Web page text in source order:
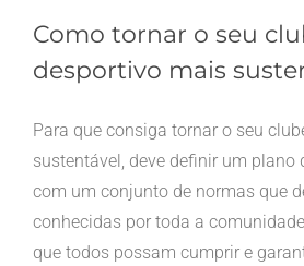
Como tornar o seu
desportivo mais
Para que consiga tornar o seu
sustentável, deve definir um plano
com um conjunto de normas que
conhecidas por toda a
que todos possam cumprir e